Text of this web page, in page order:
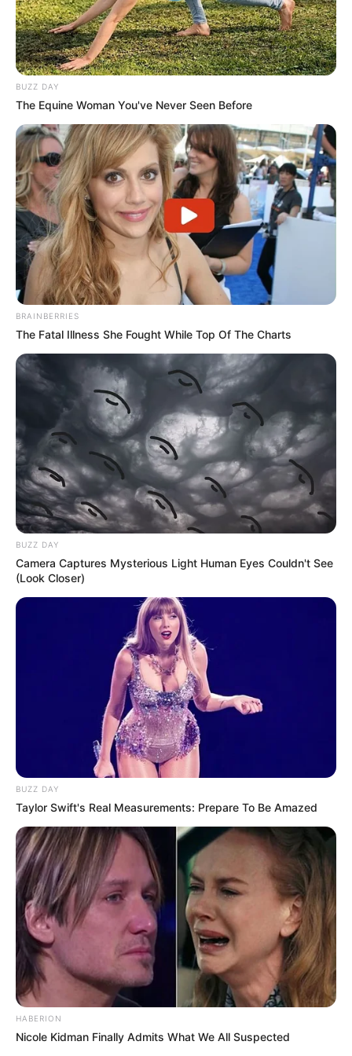
Bilan de la Base Quinté et les stats des courses de
Plat
Retrouvez dorénavant toutes les statistiques des courses
PMU de Plat ainsi que le bilan journalier de laBase Quinté
sur cette page de stats.
Frequence de la Base Turf et du Cheval Gagnant
La base turf incontournable et le Cheval du jour sont
proposés du lundi au dimanche inclus. Soit une fréquence
de 365 jours/an ce qui mérite bien un petit « j’aime » merci
à vous. N’hésitez pas à partager que ce soit sur Twitter,
Facebook ou autre, peu importe celui qui a votre
préférence parmi les réseaux sociaux.
Partagez sur les réseaux! Merci à Vous!
BUZZ DAY
The Equine Woman You've Never Seen Before
BRAINBERRIES
The Fatal Illness She Fought While Top Of The Charts
BUZZ DAY
Camera Captures Mysterious Light Human Eyes Couldn't See
(Look Closer)
BUZZ DAY
Taylor Swift's Real Measurements: Prepare To Be Amazed
HABERION
Nicole Kidman Finally Admits What We All Suspected